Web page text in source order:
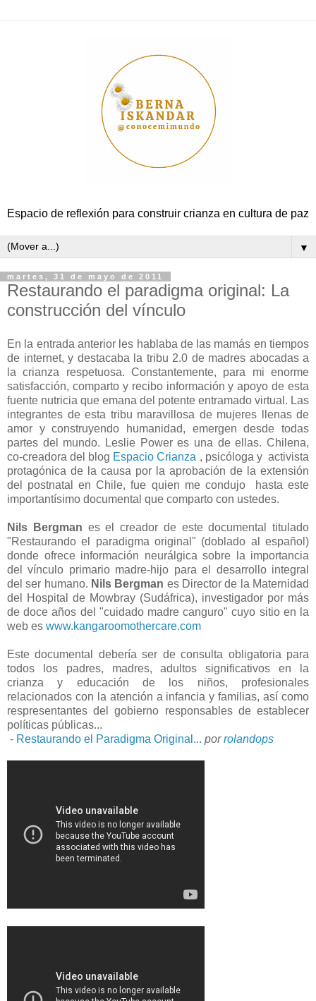
Espacio de reflexión para construir crianza en cultura de paz
▼
martes, 31 de mayo de 2011
Restaurando el paradigma original: La
construcción del vínculo
En la entrada anterior les hablaba de las mamás en tiempos
de internet, y destacaba la tribu 2.0 de madres abocadas a
la crianza respetuosa. Constantemente, para mi enorme
satisfacción, comparto y recibo información y apoyo de esta
fuente nutricia que emana del potente entramado virtual. Las
integrantes de esta tribu maravillosa de mujeres llenas de
amor y construyendo humanidad, emergen desde todas
partes del mundo. Leslie Power es una de ellas. Chilena,
co-creadora del blog Espacio Crianza , psicóloga y activista
protagónica de la causa por la aprobación de la extensión
del postnatal en Chile, fue quien me condujo hasta este
importantísimo documental que comparto con ustedes.
Nils Bergman es el creador de este documental titulado
"Restaurando el paradigma original" (doblado al español)
donde ofrece información neurálgica sobre la importancia
del vínculo primario madre-hijo para el desarrollo integral
del ser humano. Nils Bergman es Director de la Maternidad
del Hospital de Mowbray (Sudáfrica), investigador por más
de doce años del "cuidado madre canguro" cuyo sitio en la
web es www.kangaroomothercare.com
Este documental debería ser de consulta obligatoria para
todos los padres, madres, adultos significativos en la
crianza y educación de los niños, profesionales
relacionados con la atención a infancia y familias, así como
respresentantes del gobierno responsables de establecer
políticas públicas...
- Restaurando el Paradigma Original... porrolandops